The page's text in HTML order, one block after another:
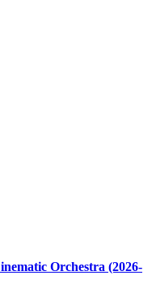
Orchestra (2026-